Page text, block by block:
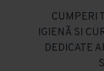
CUMPERI
IGIENĂ SI
DEDICATE